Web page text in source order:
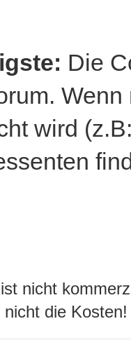
Die
wird
nicht
die Kosten!